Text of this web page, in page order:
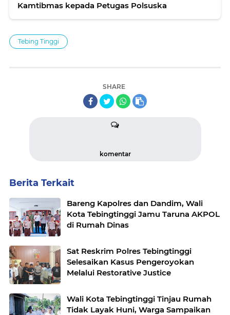
Kamtibmas kepada Petugas Polsuska
Tebing Tinggi
SHARE
komentar
Berita Terkait
Bareng Kapolres dan Dandim, Wali
Kota Tebingtinggi Jamu Taruna AKPOL
di Rumah Dinas
Sat Reskrim Polres Tebingtinggi
Selesaikan Kasus Pengeroyokan
Melalui Restorative Justice
Wali Kota Tebingtinggi Tinjau Rumah
Tidak Layak Huni, Warga Sampaikan